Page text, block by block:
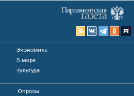
Экономика
В мире
Культура
Опросы